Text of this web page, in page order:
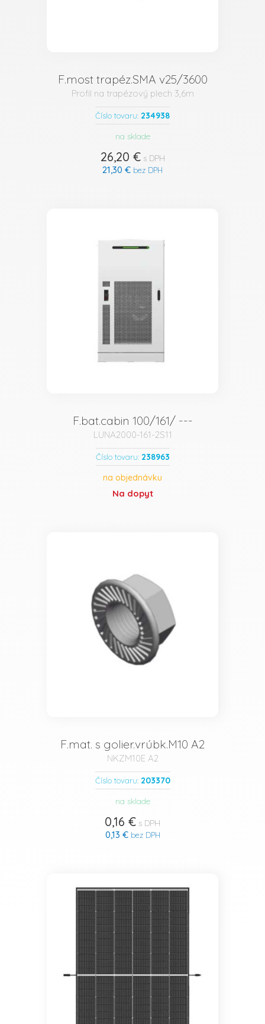
F.most trapéz.SMA v25/3600
Profil na trapézový plech 3,6m
Číslo tovaru: 234938
na sklade
26,20 €s DPH
21,30 € bez DPH
F.bat.cabin 100/161/ ---
LUNA2000-161-2S11
Číslo tovaru: 238963
na objednávku
Na dopyt
F.mat. s golier.vrúbk.M10 A2
NKZM10E A2
Číslo tovaru: 203370
na sklade
0,16 € s DPH
0,13 €bez DPH